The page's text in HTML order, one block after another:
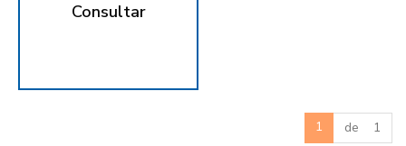
Consultar
1 de 1